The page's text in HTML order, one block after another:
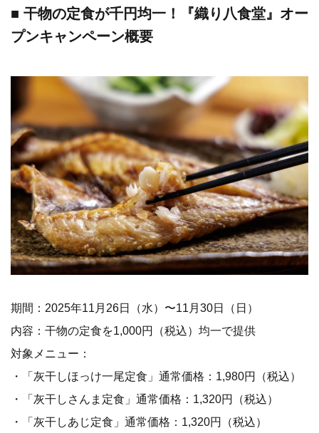
■ 干物の定食が千円均一！
『織り八食堂』オー
プンキャンペーン概要
期間：2025年11月26日（水）〜11月30日（日）
内容：干物の定食を1,000円（税込）均一で提供
対象メニュー：
・「灰干しほっけ一尾定食」通常価格：1,980円（税込）
・「灰干しさんま定食」通常価格：1,320円（税込）
・「灰干しあじ定食」通常価格：1,320円（税込）